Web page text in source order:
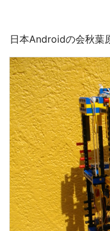
日本Androidの会秋